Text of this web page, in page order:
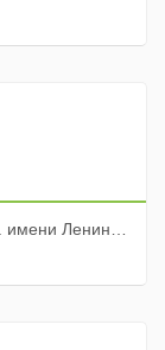
Ленина, 97